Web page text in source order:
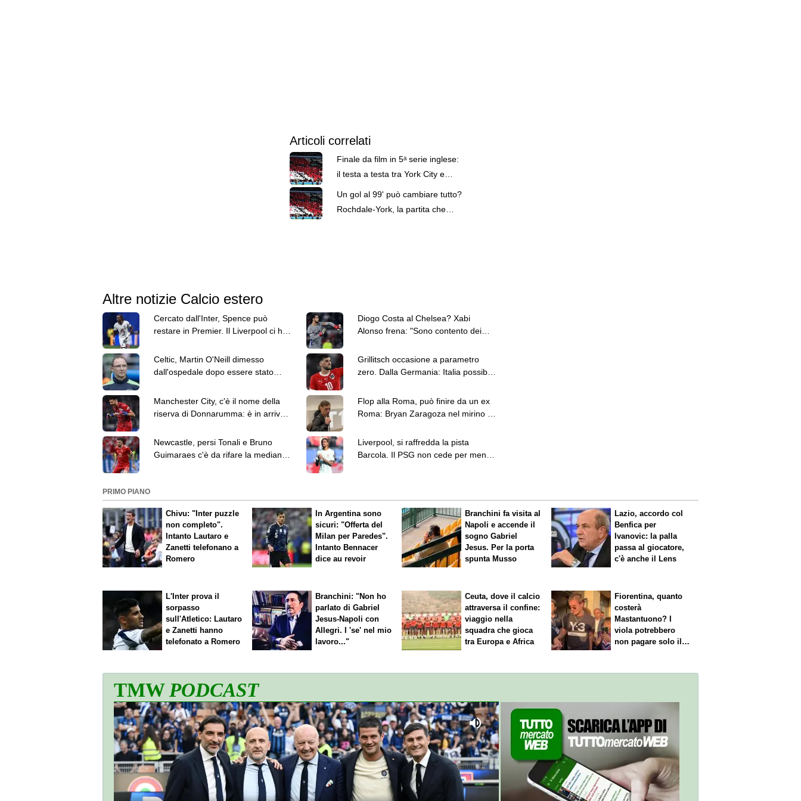
Articoli correlati
Finale da film in 5ᵃ serie inglese:
il testa a testa tra York City e
Un gol al 99' può cambiare tutto?
Rochdale-York, la partita che
Altre notizie Calcio estero
Cercato dall'Inter, Spence può
restare in Premier. Il Liverpool ci ha
Diogo Costa al Chelsea? Xabi
Alonso frena: "Sono contento dei
Celtic, Martin O'Neill dimesso
dall'ospedale dopo essere stato
Grillitsch occasione a parametro
zero. Dalla Germania: Italia possibile
Manchester City, c'è il nome della
riserva di Donnarumma: è in arrivo
Flop alla Roma, può finire da un ex
Roma: Bryan Zaragoza nel mirino di
Newcastle, persi Tonali e Bruno
Guimaraes c'è da rifare la mediana.
Liverpool, si raffredda la pista
Barcola. Il PSG non cede per meno
PRIMO PIANO
Chivu: "Inter puzzle
non completo".
Intanto Lautaro e
Zanetti telefonano a
Romero
In Argentina sono
sicuri: "Offerta del
Milan per Paredes".
Intanto Bennacer
diceau revoir
Branchini fa visita al
Napoli e accende il
sogno Gabriel
Jesus. Per la porta
spunta Musso
Lazio, accordo col
Benfica per
Ivanovic: la palla
passa al giocatore,
c'è anche il Lens
L'Inter prova il
sorpasso
sull'Atletico: Lautaro
e Zanetti hanno
telefonato a Romero
Branchini: "Non ho
parlato di Gabriel
Jesus-Napoli con
Allegri. I 'se' nel mio
lavoro..."
Ceuta, dove il calcio
attraversa il confine:
viaggio nella
squadra che gioca
tra Europa e Africa
Fiorentina, quanto
costerà
Mastantuono? I
viola potrebbero
non pagare solo il
TMWPODCAST